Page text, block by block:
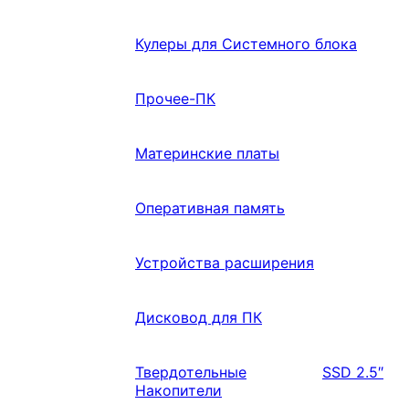
Кулеры для Системного блока
Прочее-ПК
Материнские платы
Оперативная память
Устройства расширения
Дисковод для ПК
Твердотельные
Накопители
SSD 2.5″